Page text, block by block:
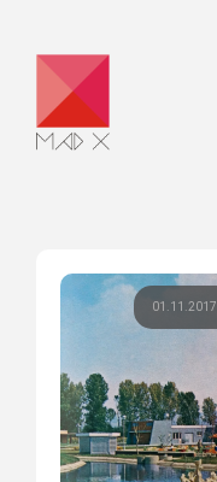
content
01.11.2017